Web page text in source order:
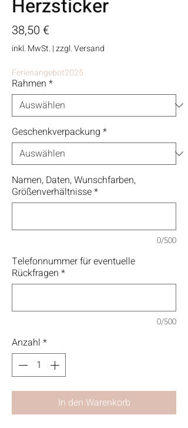
Herzsticker
38,50 €Preis
inkl. MwSt. |zzgl. Versand
Ferienangebot2025
Rahmen *
Geschenkverpackung *
Namen, Daten, Wunschfarben,
Größenverhältnisse*
0/500
Telefonnummer für eventuelle
Rückfragen *
0/500
Anzahl *
In den Warenkorb